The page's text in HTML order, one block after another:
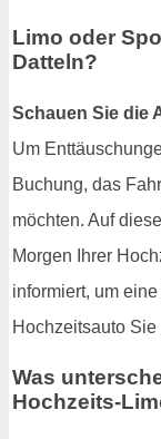
Limo oder
Datteln?
Schauen Sie die
Um
Buchung, das
möchten. Auf
Morgen Ihrer
informiert, um
Hochzeitsauto Sie
Was
Hochzeits-